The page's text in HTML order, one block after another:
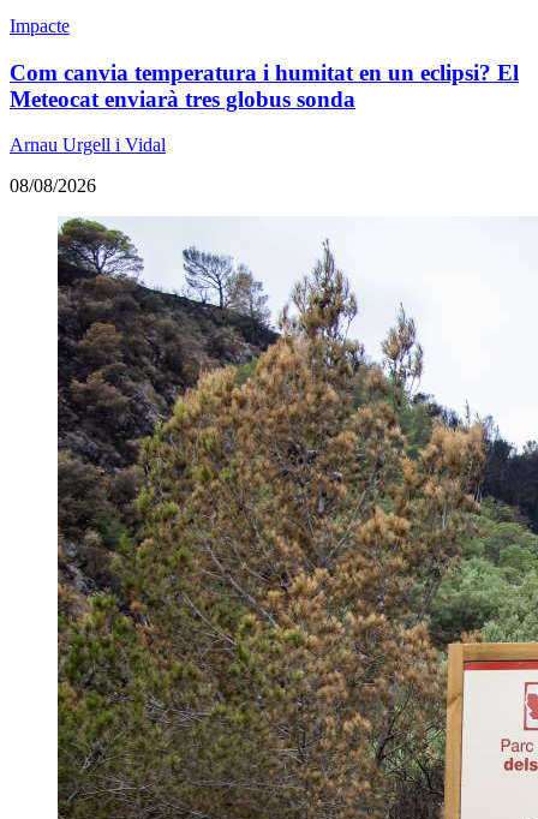
Impacte
Com canvia temperatura i humitat en un eclipsi? El
Meteocat enviarà tres globus sonda
Arnau Urgell i Vidal
08/08/2026